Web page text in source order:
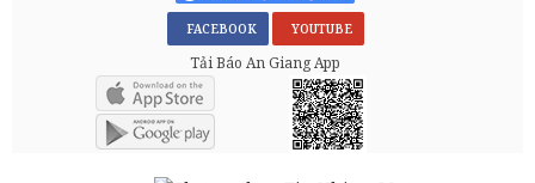
FACEBOOK YOUTUBE
Tải Báo An Giang App